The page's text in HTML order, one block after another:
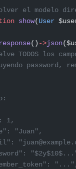
el modelo
show(User
() ->json
TODOS los
password,
1,
"Juan",
"...",